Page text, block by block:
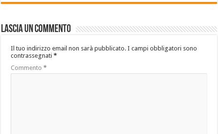
Lascia un commento
Il tuo indirizzo email non sarà pubblicato. I campi obbligatori sono
contrassegnati*
Commento*